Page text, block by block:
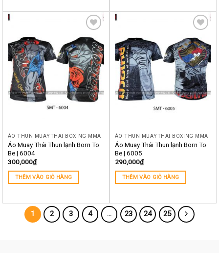
Yêu
thích
ÁO THUN MUAYTHAI BOXING MMA
Áo Muay Thái Thun lạnh Born To
Be | 6004
300,000₫
THÊM VÀO GIỎ HÀNG
Yêu
thích
ÁO THUN MUAYTHAI BOXING MMA
Áo Muay Thái Thun lạnh Born To
Be | 6005
290,000₫
THÊM VÀO GIỎ HÀNG
1 2 3 4 … 23 24 25